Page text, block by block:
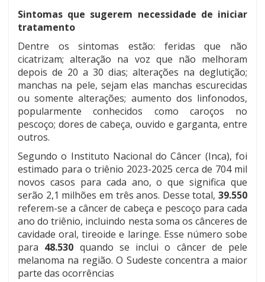
Sintomas que sugerem necessidade de iniciar
tratamento
Dentre os sintomas estão: feridas que não
cicatrizam; alteração na voz que não melhoram
depois de 20 a 30 dias; alterações na deglutição;
manchas na pele, sejam elas manchas escurecidas
ou somente alterações; aumento dos linfonodos,
popularmente conhecidos como caroços no
pescoço; dores de cabeça, ouvido e garganta, entre
outros.
Segundo o Instituto Nacional do Câncer (Inca), foi
estimado para o triênio 2023-2025 cerca de 704 mil
novos casos para cada ano, o que significa que
serão 2,1 milhões em três anos. Desse total, 39.550
referem-se a câncer de cabeça e pescoço para cada
ano do triênio, incluindo nesta soma os cânceres de
cavidade oral, tireoide e laringe. Esse número sobe
para 48.530 quando se inclui o câncer de pele
melanoma na região. O Sudeste concentra a maior
parte das ocorrências